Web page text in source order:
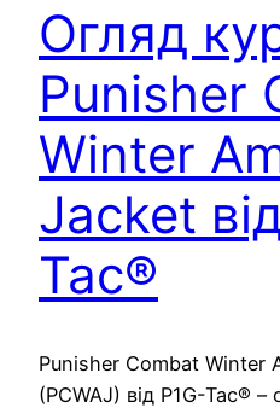
Огляд
Punisher
Winter
Jacket
Tac®
Punisher Combat Winter
(PCWAJ) від P1G-Tac® –